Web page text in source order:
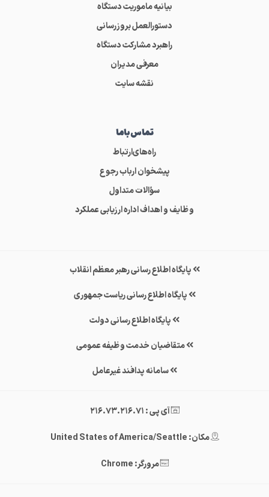
بیانیه ماموریت دستگاه
دستورالعمل بروزرسانی
راهبرد مشارکت دستگاه
معرفی مدیران
نقشه سایت
تماس‌باما
راه‌های‌ارتباط
پیشخوان ارباب رجوع
سؤالات متداول
وظایف و اهداف اداره ارزیابی عملکرد
پایگاه اطلاع رسانی رهبر معظم انقلاب
پایگاه اطلاع رسانی ریاست جمهوری
پایگاه اطلاع رسانی دولت
متقاضیان خدمت وظیفه عمومی
سامانه پدافند غیرعامل
آی پی : 216.73.216.71
مکان: United States of America/Seattle
مرورگر: Chrome